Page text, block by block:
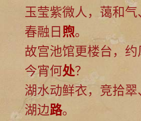
玉莹紫微人，蔼和气
春融日 煦。
故宫池馆更楼台，约
今宵何处？
湖水动鲜衣，竞拾翠
湖边路。